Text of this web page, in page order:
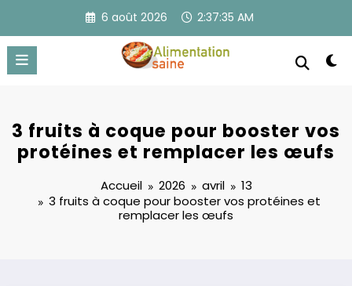
contenu
6 août 2026 2:37:35 AM
3 fruits à coque pour booster vos
protéines et remplacer les œufs
Accueil 2026 avril
13
3 fruits à coque pour booster vos protéines et
remplacer les œufs